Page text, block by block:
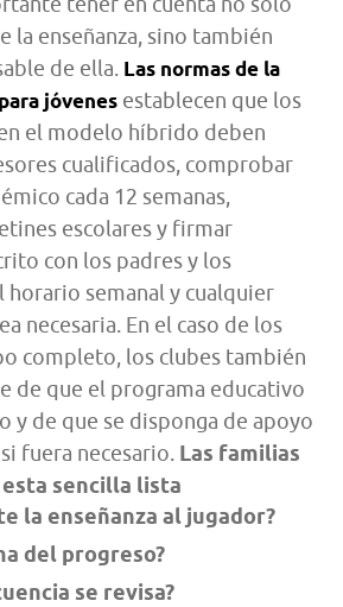
la enseñanza, sino también
de ella. Las normas de la
jóvenes establecen que los
el modelo híbrido deben
cualificados, comprobar
cada 12 semanas,
escolares y firmar
con los padres y los
horario semanal y cualquier
necesaria. En el caso de los
completo, los clubes también
de que el programa educativo
y de que se disponga de apoyo
fuera necesario. Las familias
sencilla lista
la enseñanza al jugador?
del progreso?
se revisa?